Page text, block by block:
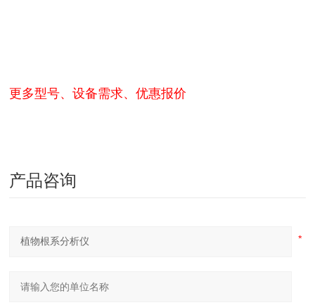
更多型号、设备需求、优惠报价
产品咨询